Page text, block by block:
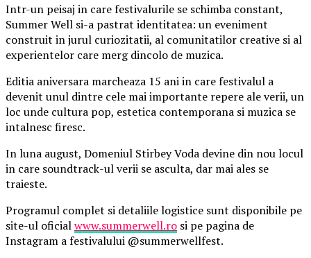
Intr-un peisaj in care festivalurile se schimba constant,
Summer Well si-a pastrat identitatea: un eveniment
construit in jurul curiozitatii, al comunitatilor creative si al
experientelor care merg dincolo de muzica.
Editia aniversara marcheaza 15 ani in care festivalul a
devenit unul dintre cele mai importante repere ale verii, un
loc unde cultura pop, estetica contemporana si muzica se
intalnesc firesc.
In luna august, Domeniul Stirbey Voda devine din nou locul
in care soundtrack-ul verii se asculta, dar mai ales se
traieste.
Programul complet si detaliile logistice sunt disponibile pe
site-ul oficialwww.summerwell.ro si pe pagina de
Instagram a festivalului @summerwellfest.